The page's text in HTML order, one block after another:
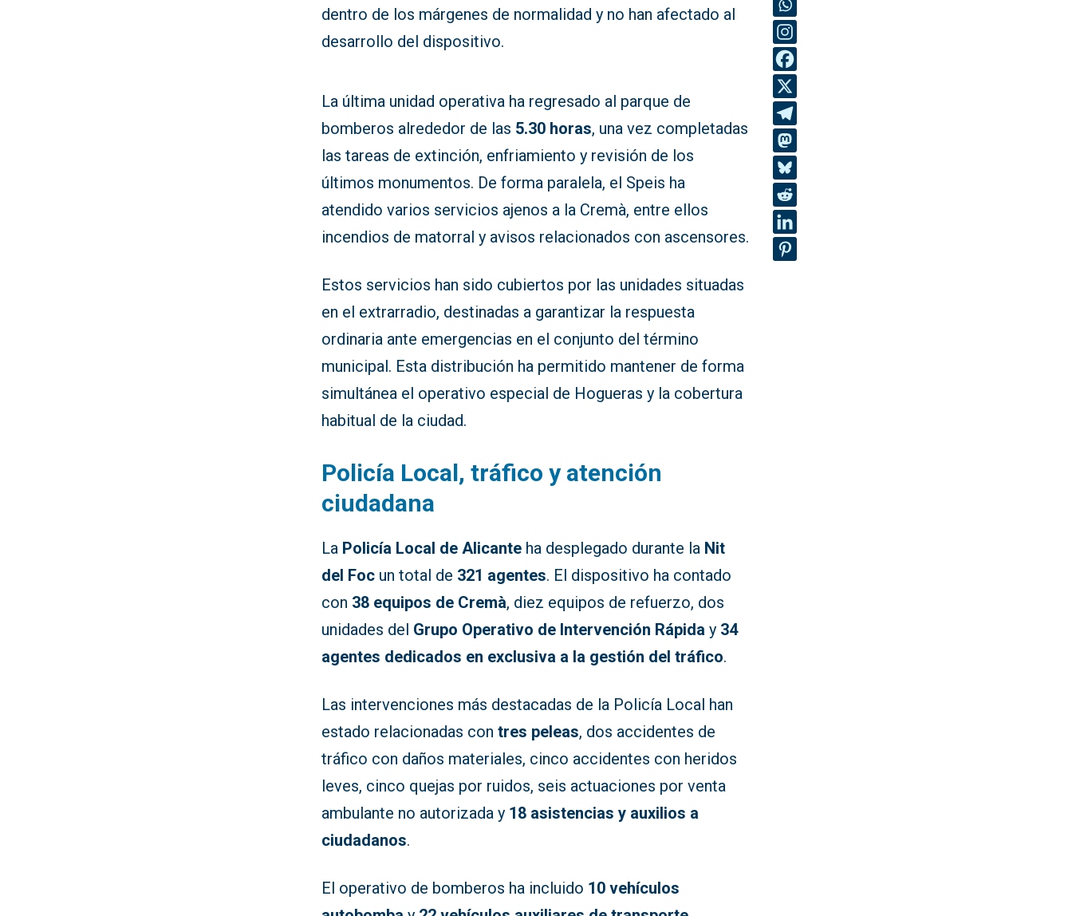
dentro de los márgenes de normalidad y no han afectado al
desarrollo del dispositivo.
La última unidad operativa ha regresado al parque de
bomberos alrededor de las 5.30 horas, una vez completadas
las tareas de extinción, enfriamiento y revisión de los
últimos monumentos. De forma paralela, el Speis ha
atendido varios servicios ajenos a la Cremà, entre ellos
incendios de matorral y avisos relacionados con ascensores.
Estos servicios han sido cubiertos por las unidades situadas
en el extrarradio, destinadas a garantizar la respuesta
ordinaria ante emergencias en el conjunto del término
municipal. Esta distribución ha permitido mantener de forma
simultánea el operativo especial de Hogueras y la cobertura
habitual de la ciudad.
Policía Local, tráfico y atención
ciudadana
La Policía Local de Alicante ha desplegado durante la Nit
del Foc un total de 321 agentes. El dispositivo ha contado
con 38 equipos de Cremà, diez equipos de refuerzo, dos
unidades del Grupo Operativo de Intervención Rápida y 34
agentes dedicados en exclusiva a la gestión del tráfico.
Las intervenciones más destacadas de la Policía Local han
estado relacionadas contres peleas, dos accidentes de
tráfico con daños materiales, cinco accidentes con heridos
leves, cinco quejas por ruidos, seis actuaciones por venta
ambulante no autorizada y 18 asistencias y auxilios a
ciudadanos.
El operativo de bomberos ha incluido 10 vehículos